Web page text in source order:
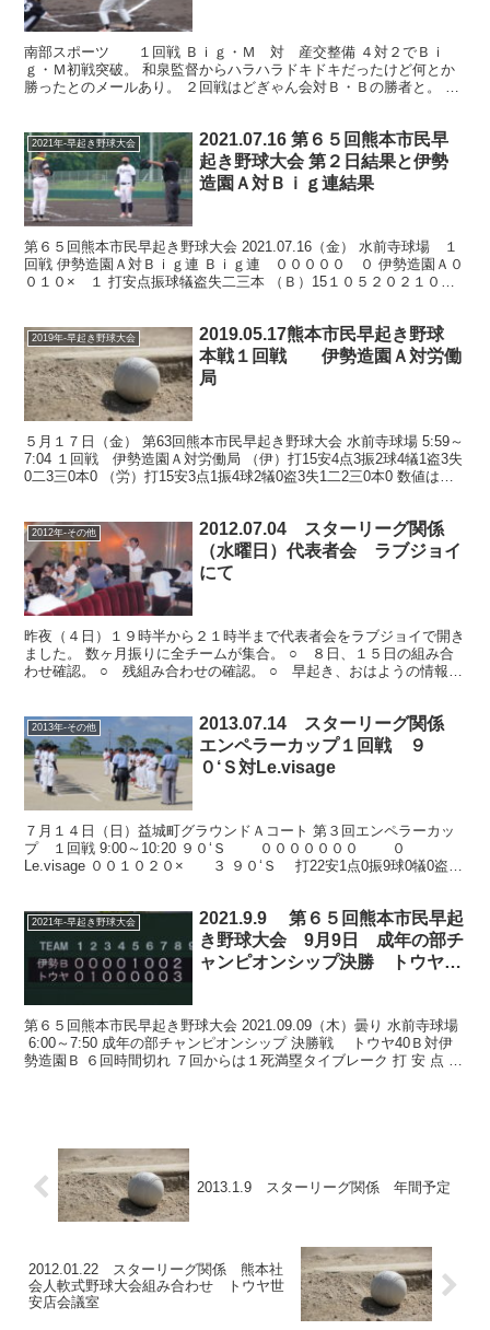
南部スポーツ １回戦 Ｂｉｇ・Ｍ 対 産交整備 ４対２でＢｉ
ｇ・Ｍ初戦突破。 和泉監督からハラハラドキドキだったけど何とか
勝ったとのメールあり。 ２回戦はどぎゃん会対Ｂ・Ｂの勝者と。 水
2021年-早起き野球大会
2021.07.16 第６５回熊本市民早
起き野球大会 第２日結果と伊勢
造園Ａ対Ｂｉｇ連結果
第６５回熊本市民早起き野球大会 2021.07.16（金） 水前寺球場 １
回戦 伊勢造園Ａ対Ｂｉｇ連 Ｂｉｇ連 ０００００ ０ 伊勢造園Ａ０
０１０× １ 打安点振球犠盗失二三本 （Ｂ）15１０５２０２１００
2019年-早起き野球大会
2019.05.17熊本市民早起き野球
本戦１回戦 伊勢造園Ａ対労働
局
５月１７日（金） 第63回熊本市民早起き野球大会 水前寺球場 5:59～
7:04 １回戦 伊勢造園Ａ対労働局 （伊）打15安4点3振2球4犠1盗3失
0二3三0本0 （労）打15安3点1振4球2犠0盗3失1二2三0本0 数値は参
2012年-その他
2012.07.04 スターリーグ関係
（水曜日）代表者会 ラブジョイ
にて
昨夜（４日）１９時半から２１時半まで代表者会をラブジョイで開き
ました。 数ヶ月振りに全チームが集合。 ○ ８日、１５日の組み合
わせ確認。 ○ 残組み合わせの確認。 ○ 早起き、おはようの情報交
2013年-その他
2013.07.14 スターリーグ関係
エンペラーカップ１回戦 ９
０‘Ｓ対Le.visage
７月１４日（日）益城町グラウンドＡコート 第３回エンペラーカッ
プ １回戦 9:00～10:20 ９０‘Ｓ ０００００００ ０
Le.visage ００１０２０× ３ ９０‘Ｓ 打22安1点0振9球0犠0盗0
2021年-早起き野球大会
2021.9.9 第６５回熊本市民早起
き野球大会 9月9日 成年の部チ
ャンピオンシップ決勝 トウヤ40
第６５回熊本市民早起き野球大会 2021.09.09（木）曇り 水前寺球場
6:00～7:50 成年の部チャンピオンシップ 決勝戦 トウヤ40Ｂ対伊
勢造園Ｂ ６回時間切れ ７回からは１死満塁タイブレーク 打 安 点 振
2013.1.9 スターリーグ関係 年間予定
2012.01.22 スターリーグ関係 熊本社
会人軟式野球大会組み合わせ トウヤ世
安店会議室